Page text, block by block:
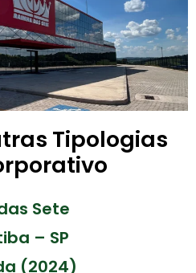
Tipologias
Sete
– SP
(2024)